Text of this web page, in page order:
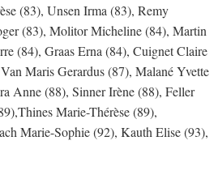
(83), Unsen Irma (83), Remy
(83), Molitor Micheline (84), Martin
(84), Graas Erna (84), Cuignet Claire
Maris Gerardus (87), Malané Yvette
Anne (88), Sinner Irène (88), Feller
Marie-Thérèse (89),
Marie-Sophie (92), Kauth Elise (93),